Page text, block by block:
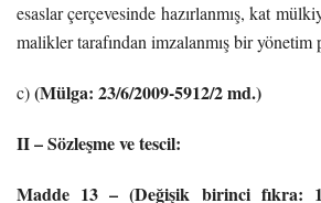
esaslar çerçevesinde hazırlanmış, kat
malikler tarafından imzalanmış bir yönetim
c)(Mülga: 23/6/2009-5912/2 md.)
II – Sözleşme ve tescil:
Madde 13 – (Değişik birinci fıkra: